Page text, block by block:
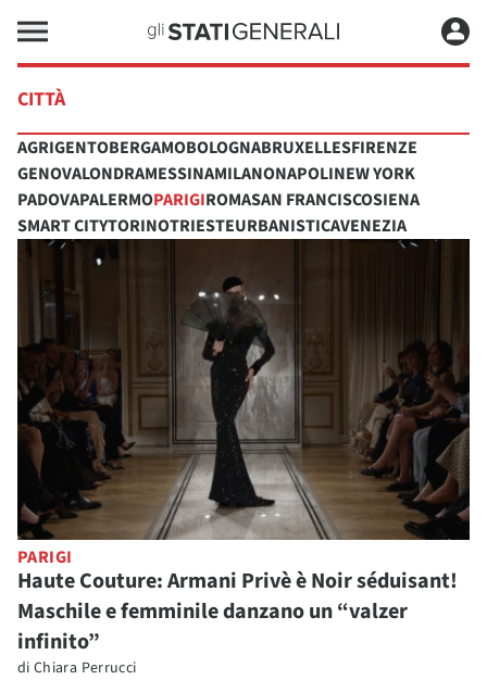
CITTÀ
AGRIGENTOBERGAMOBOLOGNABRUXELLESFIRENZE
GENOVALONDRAMESSINAMILANONAPOLINEW YORK
PADOVAPALERMOPARIGIROMASAN FRANCISCOSIENA
SMART CITYTORINOTRIESTEURBANISTICAVENEZIA
PARIGI
Haute Couture: Armani Privè è Noir séduisant!
Maschile e femminile danzano un “valzer
infinito”
di Chiara Perrucci